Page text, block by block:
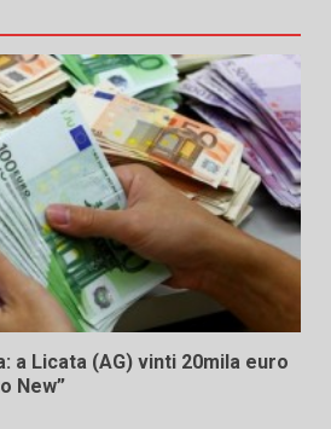
a Licata (AG) vinti 20mila euro
New”